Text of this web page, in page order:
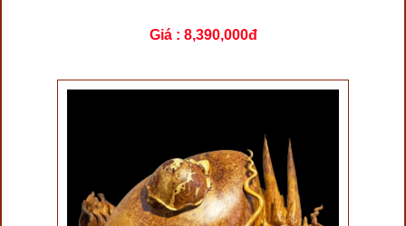
Giá : 8,390,000đ